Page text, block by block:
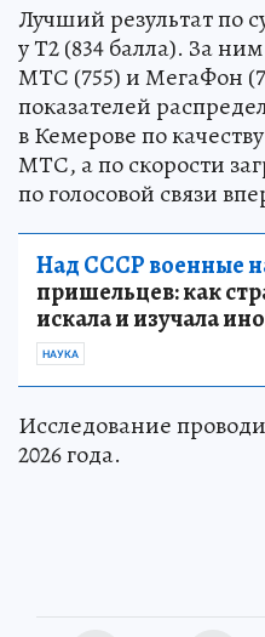
Лучший результат по
у Т2 (834 балла). За
МТС (755) и МегаФон
показателей
в Кемерове по
МТС, а по скорости
по голосовой связи
Над СССР военные
пришельцев: как
искала и изучала
НАУКА
Исследование
2026 года.